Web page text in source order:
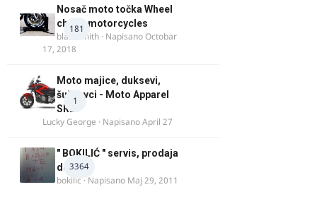
181
Nosač moto točka Wheel
chock motorcycles
blacksmith · NapisanoOctobar
17, 2018
1
Moto majice, duksevi,
šuškavci - Moto Apparel
SRB
Lucky George · NapisanoApril 27
3364
" BOKILIĆ " servis, prodaja
delova
bokilic · Napisano Maj 29, 2011